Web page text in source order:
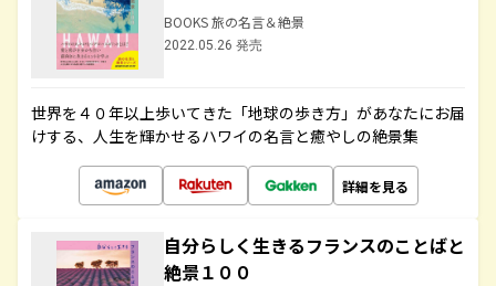
BOOKS 旅の名言＆絶景
2022.05.26 発売
世界を４０年以上歩いてきた「地球の歩き方」があなたにお届
けする、人生を輝かせるハワイの名言と癒やしの絶景集
詳細を見る
自分らしく生きるフランスのことばと
絶景１００